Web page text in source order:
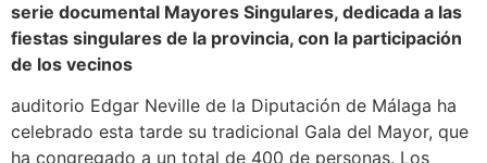
serie documental Mayores Singulares, dedicada a las
fiestas singulares de la provincia, con la participación
de los vecinos
auditorio Edgar Neville de la Diputación de Málaga ha
celebrado esta tarde su tradicional Gala del Mayor, que
ha congregado a un total de 400 de personas. Los